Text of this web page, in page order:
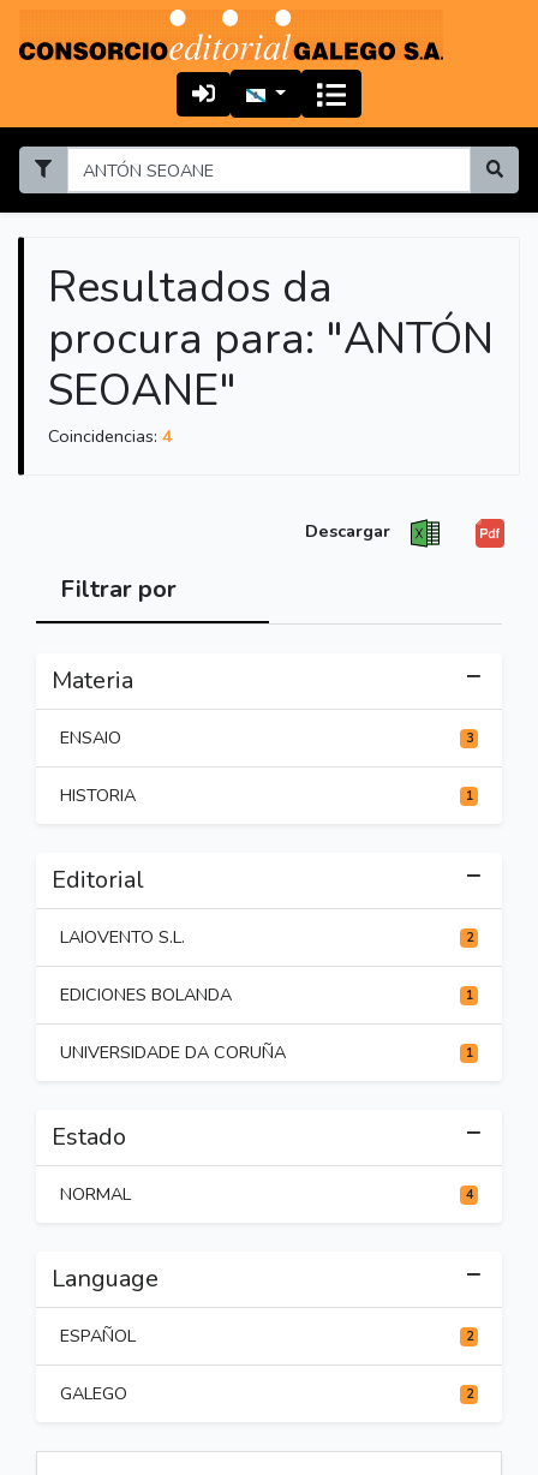
Resultados da
procura para: "ANTÓN
SEOANE"
Coincidencias: 4
Descargar
Filtrar por
Materia
ENSAIO 3
HISTORIA 1
Editorial
LAIOVENTO S.L. 2
EDICIONES BOLANDA 1
UNIVERSIDADE DA CORUÑA 1
Estado
NORMAL 4
Language
ESPAÑOL 2
GALEGO 2